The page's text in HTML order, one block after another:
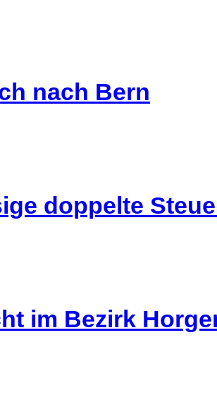
nach Bern
doppelte
im Bezirk